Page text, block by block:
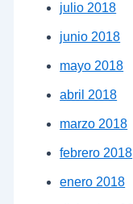
julio 2018
junio 2018
mayo 2018
abril 2018
marzo 2018
febrero 2018
enero 2018